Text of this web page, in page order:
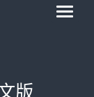
版